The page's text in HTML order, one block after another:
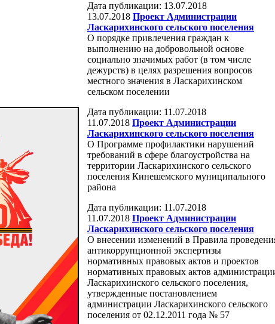
Дата публикации: 13.07.2018
13.07.2018 Проект Администрации
Ласкарихинского сельского поселения
О порядке привлечения граждан к
выполнению на добровольной основе
социально значимых работ (в том числе
дежурств) в целях разрешения вопросов
местного значения в Ласкарихинском
сельском поселении
Дата публикации: 11.07.2018
11.07.2018 Проект Администрации
Ласкарихинского сельского поселения
О Программе профилактики нарушений
требований в сфере благоустройства на
территории Ласкарихинского сельского
поселения Кинешемского муниципального
района
Дата публикации: 11.07.2018
11.07.2018 Проект Администрации
Ласкарихинского сельского поселения
О внесении изменений в Правила
антикоррупционной экспертизы
нормативных правовых актов и проектов
нормативных правовых актов
Ласкарихинского сельского поселения,
утвержденные постановлением
администрации Ласкарихинского сельского
поселения от 02.12.2011 года № 57